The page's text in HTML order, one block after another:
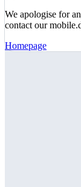
We apologise for
contact our
Homepage